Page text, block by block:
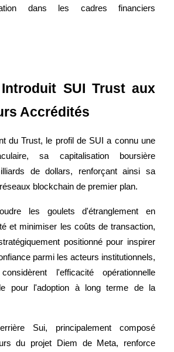
actions, forex, métaux précieux et matières
comme garantie
dans les cadres financiers
SUI Trust aux
Accrédités
du Trust, le profil de SUI a connu une
sa capitalisation boursière
de dollars, renforçant ainsi sa
blockchain de premier plan.
les goulets d'étranglement en
et minimiser les coûts de transaction,
positionné pour inspirer
parmi les acteurs institutionnels,
l'efficacité opérationnelle
pour l'adoption à long terme de la
Sui, principalement composé
du projet Diem de Meta, renforce